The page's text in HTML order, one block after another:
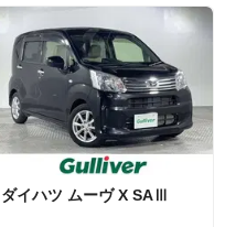
ダイハツ ムーヴ X SAⅢ